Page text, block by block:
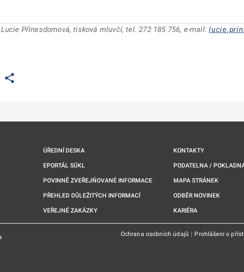
Přinesdomová, tisková mluvčí, tel. 272 185 756, e-mail:
nové kartě
na nové kartě
se otevře na nové kartě
ÚŘEDNÍ DESKA
EPORTÁL SÚKL
POVINNĚ ZVEŘEJŇOVANÉ INFORMACE
PŘEHLED DŮLEŽITÝCH INFORMACÍ
VEŘEJNÉ ZAKÁZKY
KONTAKTY
PODATELNA /
MAPA STRÁNEK
ODBĚR NOVINEK
KARIÉRA
Ochrana osobních údajů | Prohlášení o